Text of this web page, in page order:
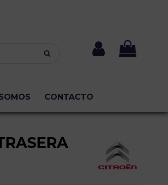
CONTACTO